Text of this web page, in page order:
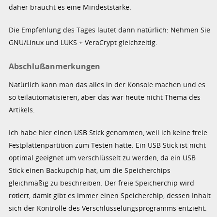
daher braucht es eine Mindeststärke.
Die Empfehlung des Tages lautet dann natürlich: Nehmen Sie
GNU/Linux und LUKS + VeraCrypt gleichzeitig.
Abschlußanmerkungen
Natürlich kann man das alles in der Konsole machen und es
so teilautomatisieren, aber das war heute nicht Thema des
Artikels.
Ich habe hier einen USB Stick genommen, weil ich keine freie
Festplattenpartition zum Testen hatte. Ein USB Stick ist nicht
optimal geeignet um verschlüsselt zu werden, da ein USB
Stick einen Backupchip hat, um die Speicherchips
gleichmäßig zu beschreiben. Der freie Speicherchip wird
rotiert, damit gibt es immer einen Speicherchip, dessen Inhalt
sich der Kontrolle des Verschlüsselungsprogramms entzieht.